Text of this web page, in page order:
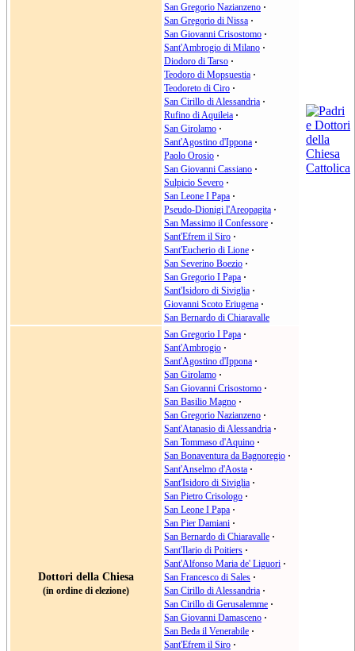
San Gregorio Nazianzeno ·
San Gregorio di Nissa ·
San Giovanni Crisostomo ·
Sant'Ambrogio di Milano ·
Diodoro di Tarso ·
Teodoro di Mopsuestia ·
Teodoreto di Ciro ·
San Cirillo di Alessandria ·
Rufino di Aquileia ·
San Girolamo ·
Sant'Agostino d'Ippona ·
Paolo Orosio ·
San Giovanni Cassiano ·
Sulpicio Severo ·
San Leone I Papa ·
Pseudo-Dionigi l'Areopagita ·
San Massimo il Confessore ·
Sant'Efrem il Siro ·
Sant'Eucherio di Lione ·
San Severino Boezio ·
San Gregorio I Papa ·
Sant'Isidoro di Siviglia ·
Giovanni Scoto Eriugena ·
San Bernardo di Chiaravalle
Dottori della Chiesa
(in ordine di elezione)
San Gregorio I Papa ·
Sant'Ambrogio ·
Sant'Agostino d'Ippona ·
San Girolamo ·
San Giovanni Crisostomo ·
San Basilio Magno ·
San Gregorio Nazianzeno ·
Sant'Atanasio di Alessandria ·
San Tommaso d'Aquino ·
San Bonaventura da Bagnoregio ·
Sant'Anselmo d'Aosta ·
Sant'Isidoro di Siviglia ·
San Pietro Crisologo ·
San Leone I Papa ·
San Pier Damiani ·
San Bernardo di Chiaravalle ·
Sant'Ilario di Poitiers ·
Sant'Alfonso Maria de' Liguori ·
San Francesco di Sales ·
San Cirillo di Alessandria ·
San Cirillo di Gerusalemme ·
San Giovanni Damasceno ·
San Beda il Venerabile ·
Sant'Efrem il Siro ·